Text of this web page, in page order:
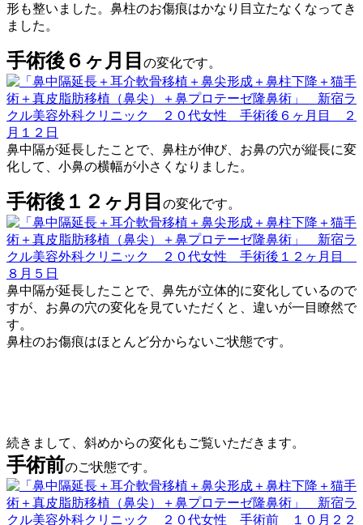
形も整いました。鼻柱のお傷痕はかなり目立たなくなってき
ました。
手術後６ヶ月目 の変化です。
鼻中隔が延長したことで、鼻柱が伸び、お鼻の穴が縦長に変
化して、小鼻の横幅が小さくなりました。
手術後１２ヶ月目 の変化です。
鼻中隔が延長したことで、鼻先が立体的に変化しているので
すが、お鼻の穴の変化を見ていただくと、違いが一目瞭然で
す。
鼻柱のお傷痕はほとんど分からないご状態です。
続きまして、斜めからの変化もご覧いただきます。
手術前のご状態です。